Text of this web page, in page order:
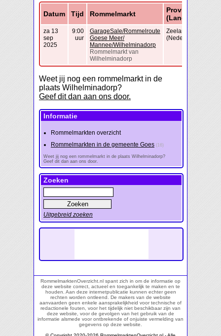
Datum Tijd Rommelmarkt
Provincie
(Land)
za 13
sep
2025
9:00
uur
GarageSale/Rommelroute
Goese Meer/
Mannee/Wilhelminadorp
Rommelmarkt van
Wilhelminadorp
Zeeland
(Nederland)
Weet jij nog een rommelmarkt in de
plaats Wilhelminadorp?
Geef dit dan aan ons door.
Informatie
Rommelmarkten overzicht
Rommelmarkten in de gemeente Goes (16)
Weet jij nog een rommelmarkt in de plaats Wilhelminadorp?
Geef dit dan aan ons door.
Zoeken
Uitgebreid zoeken
RommelmarktenOverzicht.nl spant zich in om de informatie op
deze website correct, actueel en toegankelijk te maken en te
houden. Aan deze internetpublicatie kunnen echter geen
rechten worden ontleend. De makers van de website
aanvaarden geen enkele aansprakelijkheid voor technische of
redactionele fouten, voor het tijdelijk niet beschikbaar zijn van
deze website, voor de gevolgen van het gebruik van de
informatie alsmede voor ontbrekende of onjuiste vermelding van
gegevens op deze website.